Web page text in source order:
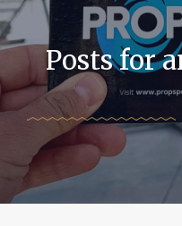
Posts for